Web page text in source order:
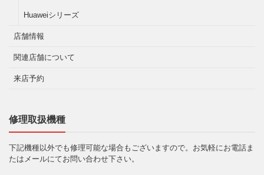
Huaweiシリーズ
店舗情報
関連店舗について
来店予約
修理取扱機種
下記機種以外でも修理可能な場合もございますので。お気軽にお電話ま
たはメールにてお問い合わせ下さい。